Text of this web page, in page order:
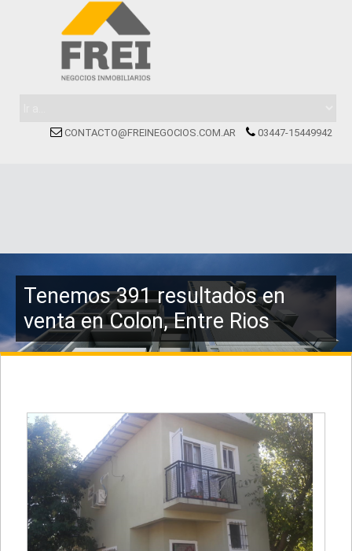
CONTACTO@FREINEGOCIOS.COM.AR 03447-15449942
Tenemos 391 resultados en
venta en Colon, Entre Rios